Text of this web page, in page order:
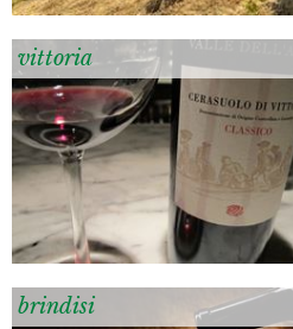
vittoria
brindisi